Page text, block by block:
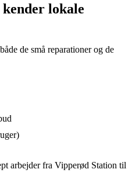
lokale
de små reparationer og de